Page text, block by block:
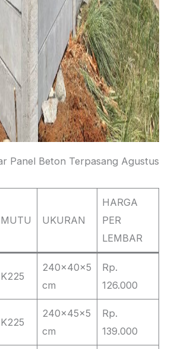
Panel Beton Terpasang Agustus
MUTU UKURAN
HARGA
PER
LEMBAR
K225
240x40x5
cm
Rp.
126.000
K225
240x45x5
cm
Rp.
139.000